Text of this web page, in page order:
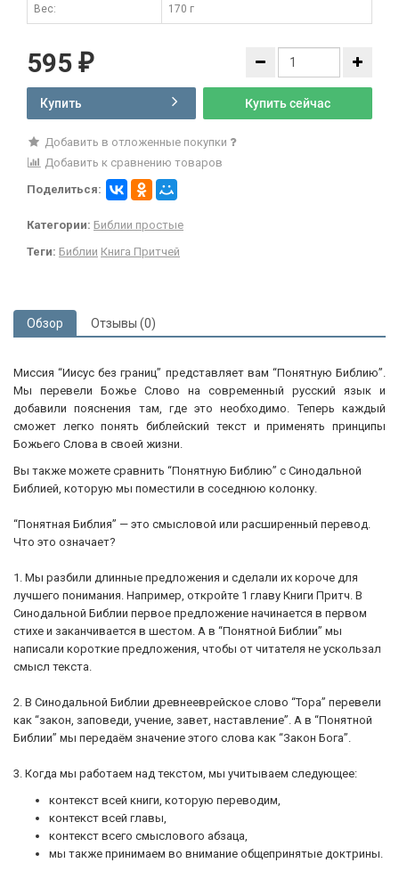
Вес: 170 г
595 ₽
Купить Купить сейчас
Добавить в отложенные покупки
Добавить к сравнению товаров
Поделиться:
Категории: Библии простые
Теги: Библии Книга Притчей
Обзор Отзывы (0)
Миссия “Иисус без границ” представляет вам “Понятную Библию”.
Мы перевели Божье Слово на современный русский язык и
добавили пояснения там, где это необходимо. Теперь каждый
сможет легко понять библейский текст и применять принципы
Божьего Слова в своей жизни.
Вы также можете сравнить “Понятную Библию” с Синодальной
Библией, которую мы поместили в соседнюю колонку.
“Понятная Библия” — это смысловой или расширенный перевод.
Что это означает?
1. Мы разбили длинные предложения и сделали их короче для
лучшего понимания. Например, откройте 1 главу Книги Притч. В
Синодальной Библии первое предложение начинается в первом
стихе и заканчивается в шестом. А в “Понятной Библии” мы
написали короткие предложения, чтобы от читателя не ускользал
смысл текста.
2. В Синодальной Библии древнееврейское слово “Тора” перевели
как “закон, заповеди, учение, завет, наставление”. А в “Понятной
Библии” мы передаём значение этого слова как “Закон Бога”.
3. Когда мы работаем над текстом, мы учитываем следующее:
контекст всей книги, которую переводим,
контекст всей главы,
контекст всего смыслового абзаца,
мы также принимаем во внимание общепринятые доктрины.